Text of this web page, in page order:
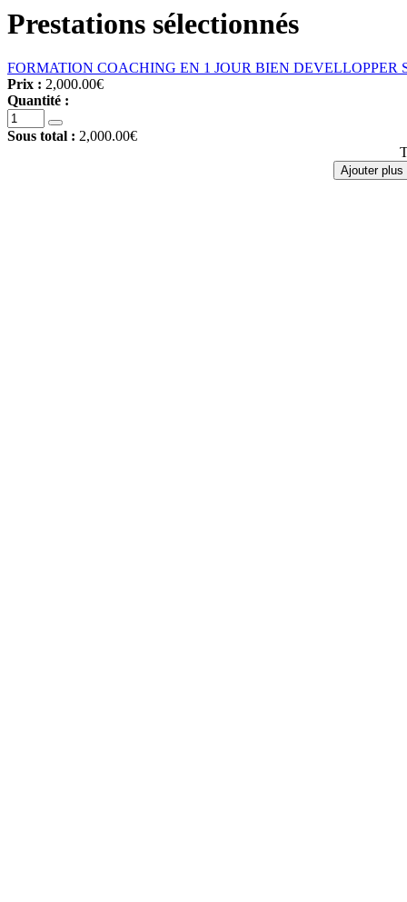
Prestations sélectionnés
FORMATION COACHING EN 1 JOUR BIEN DEVELLOPPER
Prix : 2,000.00€
Quantité :
Sous total : 2,000.00€
Ajouter plus